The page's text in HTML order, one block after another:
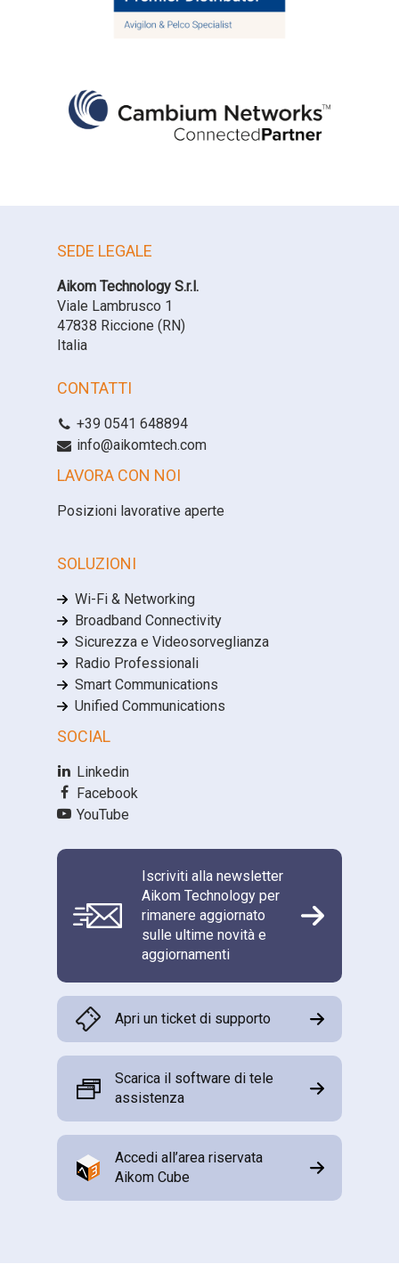
SEDE LEGALE
Aikom Technology S.r.l.
Viale Lambrusco 1
47838 Riccione (RN)
Italia
CONTATTI
+39 0541 648894
info@aikomtech.com
LAVORA CON NOI
Posizioni lavorative aperte
SOLUZIONI
Wi-Fi & Networking
Broadband Connectivity
Sicurezza e Videosorveglianza
Radio Professionali
Smart Communications
Unified Communications
SOCIAL
Linkedin
Facebook
YouTube
Iscriviti alla newsletter
Aikom Technology per
rimanere aggiornato
sulle ultime novità e
aggiornamenti
Apri un ticket di supporto
Scarica il software di tele
assistenza
Accedi all’area riservata
Aikom Cube